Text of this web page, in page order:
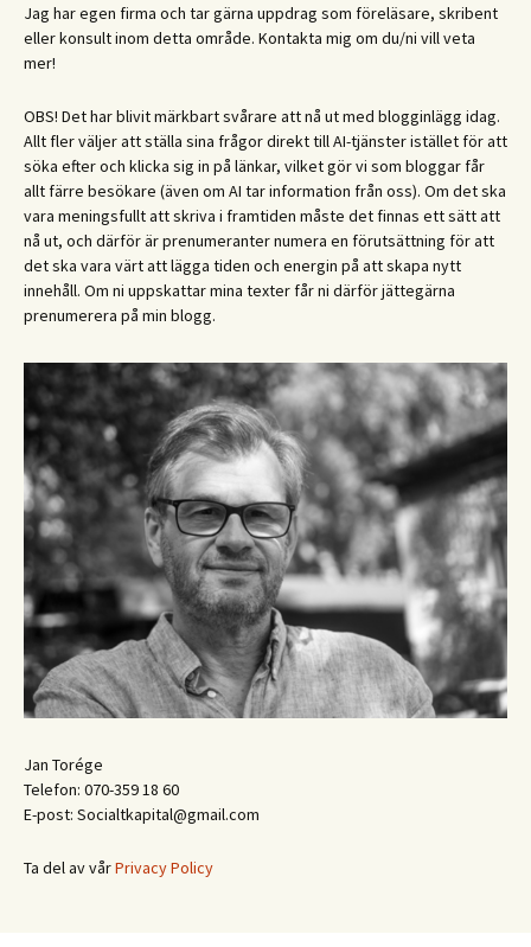
Jag har egen firma och tar gärna uppdrag som föreläsare, skribent
eller konsult inom detta område. Kontakta mig om du/ni vill veta
mer!
OBS! Det har blivit märkbart svårare att nå ut med blogginlägg idag.
Allt fler väljer att ställa sina frågor direkt till AI-tjänster istället för att
söka efter och klicka sig in på länkar, vilket gör vi som bloggar får
allt färre besökare (även om AI tar information från oss). Om det ska
vara meningsfullt att skriva i framtiden måste det finnas ett sätt att
nå ut, och därför är prenumeranter numera en förutsättning för att
det ska vara värt att lägga tiden och energin på att skapa nytt
innehåll. Om ni uppskattar mina texter får ni därför jättegärna
prenumerera på min blogg.
Jan Torége
Telefon: 070-359 18 60
E-post: Socialtkapital@gmail.com
Ta del av vårPrivacy Policy